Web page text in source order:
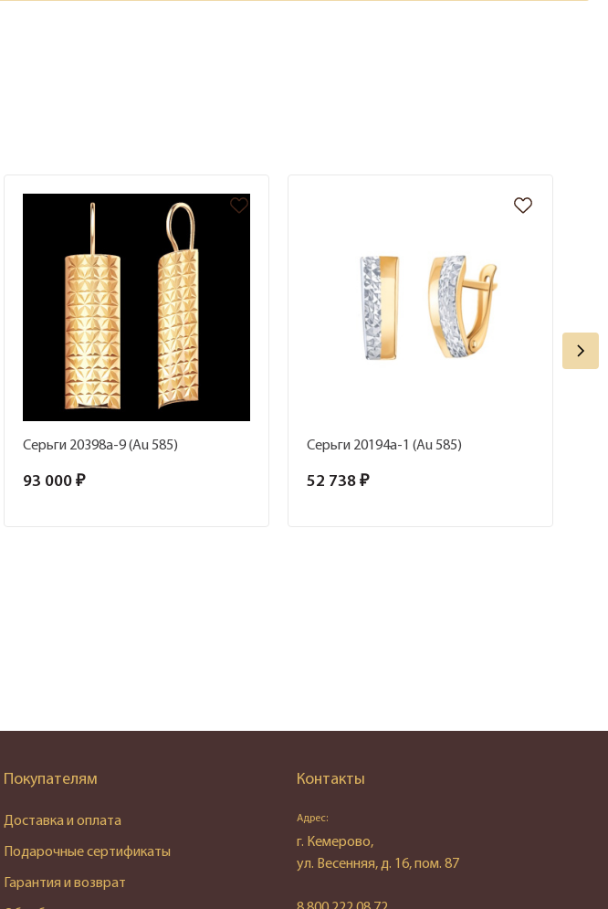
Серьги 20398а-9 (Au 585)
93 000 ₽
Серьги 20194а-1 (Au 585)
52 738 ₽
Покупателям
Доставка и оплата
Подарочные сертификаты
Гарантия и возврат
Контакты
Адрес:
г. Кемерово,
ул. Весенняя, д. 16, пом. 87